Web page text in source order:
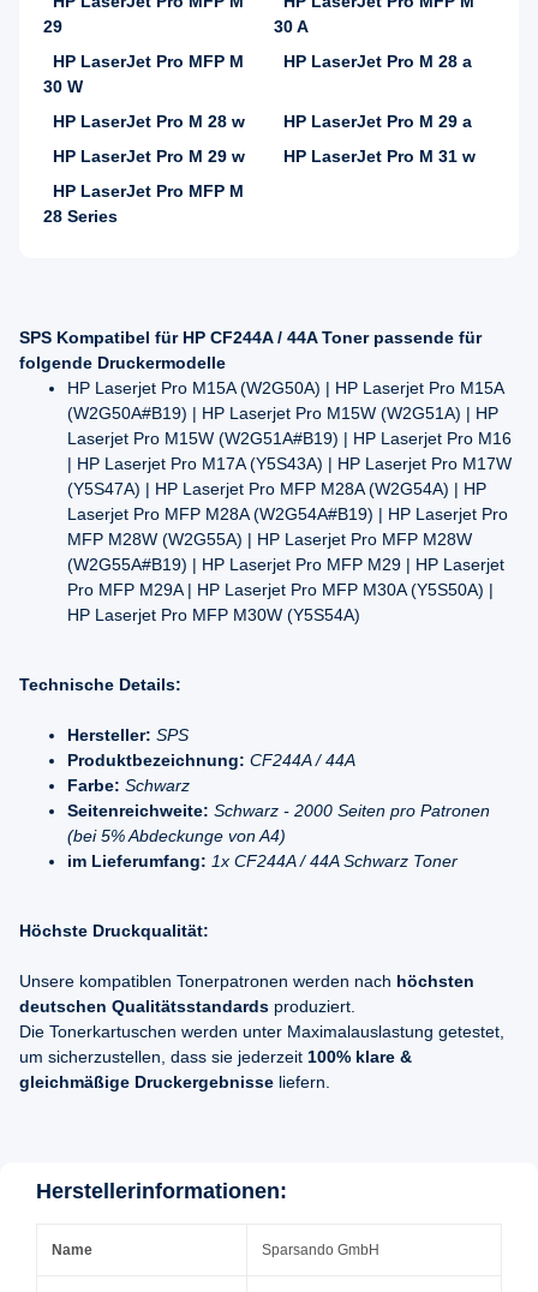
29
30 A
HP LaserJet Pro MFP M
30 W
HP LaserJet Pro M 28 a
HP LaserJet Pro M 28 w
HP LaserJet Pro M 29 a
HP LaserJet Pro M 29 w
HP LaserJet Pro M 31 w
HP LaserJet Pro MFP M
28 Series
SPS Kompatibel für HP CF244A / 44A Toner passende für
folgende Druckermodelle
HP Laserjet Pro M15A (W2G50A) | HP Laserjet Pro M15A
(W2G50A#B19) | HP Laserjet Pro M15W (W2G51A) | HP
Laserjet Pro M15W (W2G51A#B19) | HP Laserjet Pro M16
| HP Laserjet Pro M17A (Y5S43A) | HP Laserjet Pro M17W
(Y5S47A) | HP Laserjet Pro MFP M28A (W2G54A) | HP
Laserjet Pro MFP M28A (W2G54A#B19) | HP Laserjet Pro
MFP M28W (W2G55A) | HP Laserjet Pro MFP M28W
(W2G55A#B19) | HP Laserjet Pro MFP M29 | HP Laserjet
Pro MFP M29A | HP Laserjet Pro MFP M30A (Y5S50A) |
HP Laserjet Pro MFP M30W (Y5S54A)
Technische Details:
Hersteller: SPS
Produktbezeichnung: CF244A / 44A
Farbe: Schwarz
Seitenreichweite: Schwarz - 2000 Seiten pro Patronen
(bei 5% Abdeckunge von A4)
im Lieferumfang: 1x CF244A / 44A Schwarz Toner
Höchste Druckqualität:
Unsere kompatiblen Tonerpatronen werden nach höchsten
deutschen Qualitätsstandards produziert.
Die Tonerkartuschen werden unter Maximalauslastung getestet,
um sicherzustellen, dass sie jederzeit 100% klare &
gleichmäßige Druckergebnisse liefern.
Herstellerinformationen:
Name Sparsando GmbH